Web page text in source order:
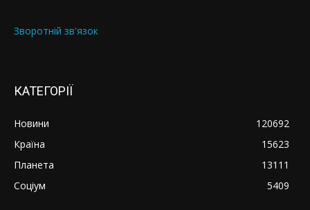
Зворотній зв'язок
КАТЕГОРІЇ
Новини
120692
Країна
15623
Планета
13111
Соціум
5409